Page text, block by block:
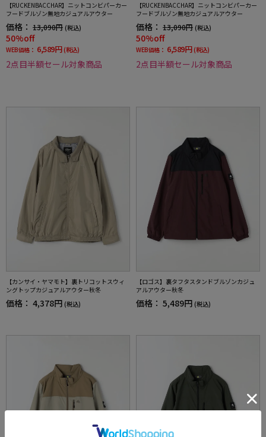
【RUCKENBACCHAR】ニットコンビパーカー
フードブルゾン無地カジュアルアウター
価格： 13,090円 (税込)
50%off
WEB価格： 6,589円 (税込)
2点目半額セール対象商品
【RUCKENBACCHAR】ニットコンビパーカー
フードブルゾン無地カジュアルアウター
価格： 13,090円 (税込)
50%off
WEB価格： 6,589円 (税込)
2点目半額セール対象商品
【カンサイ・ヤマモト】裏トリコットスウィ
ングトップカジュアルアウター秋冬
価格： 4,378円 (税込)
【ロゴス】裏タフタスタンドブルゾンカジュ
アルアウター秋冬
価格： 5,489円 (税込)